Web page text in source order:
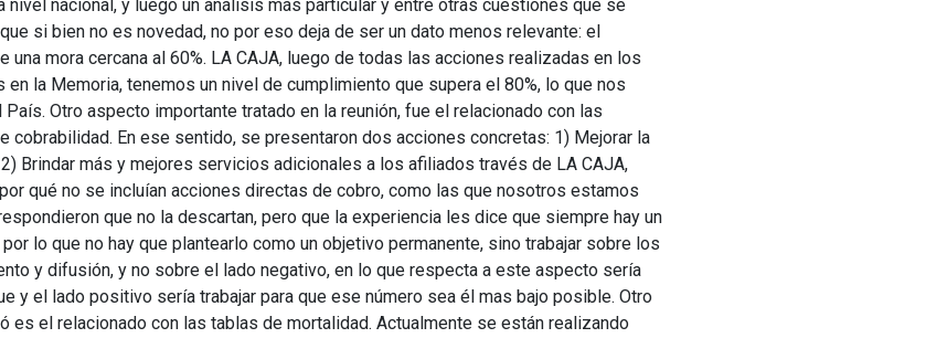
nacional, y luego un análisis más particular y entre otras cuestiones que se
si bien no es novedad, no por eso deja de ser un dato menos relevante: el
una mora cercana al 60%. LA CAJA, luego de todas las acciones realizadas en los
la Memoria, tenemos un nivel de cumplimiento que supera el 80%, lo que nos
Otro aspecto importante tratado en la reunión, fue el relacionado con las
cobrabilidad. En ese sentido, se presentaron dos acciones concretas: 1) Mejorar la
Brindar más y mejores servicios adicionales a los afiliados través de LA CAJA,
qué no se incluían acciones directas de cobro, como las que nosotros estamos
que no la descartan, pero que la experiencia les dice que siempre hay un
lo que no hay que plantearlo como un objetivo permanente, sino trabajar sobre los
y difusión, y no sobre el lado negativo, en lo que respecta a este aspecto sería
y el lado positivo sería trabajar para que ese número sea él mas bajo posible. Otro
es el relacionado con las tablas de mortalidad. Actualmente se están realizando